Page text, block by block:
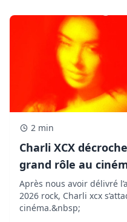
2 min
Charli XCX
grand rôle au
Après nous avoir délivré
2026 rock, Charli xcx
cinéma.&nbsp;